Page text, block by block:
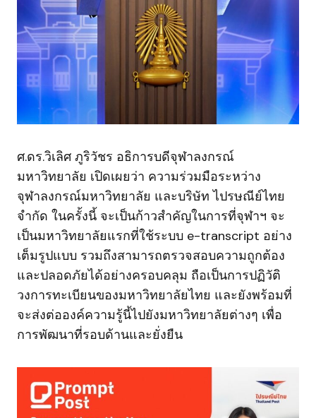
ศ.ดร.วิเลิศ ภูริวัชร อธิการบดีจุฬาลงกรณ์
มหาวิทยาลัย เปิดเผยว่า ความร่วมมือระหว่าง
จุฬาลงกรณ์มหาวิทยาลัย และบริษัท ไปรษณีย์ไทย
จำกัด ในครั้งนี้ จะเป็นก้าวสำคัญในการที่จุฬาฯ จะ
เป็นมหาวิทยาลัยแรกที่ใช้ระบบ e-transcript อย่าง
เต็มรูปแบบ รวมถึงสามารถตรวจสอบความถูกต้อง
และปลอดภัยได้อย่างครอบคลุม ถือเป็นการปฏิวัติ
วงการทะเบียนของมหาวิทยาลัยไทย และยังพร้อมที่
จะส่งต่อองค์ความรู้นี้ไปยังมหาวิทยาลัยต่างๆ เพื่อ
การพัฒนาที่รอบด้านและยั่งยืน